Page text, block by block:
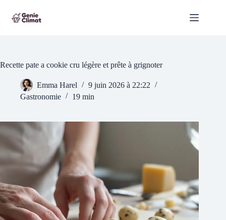
contenu
Recette pate a cookie cru légère et prête à grignoter
Emma Harel
9 juin 2026 à 22:22
Gastronomie
19 min